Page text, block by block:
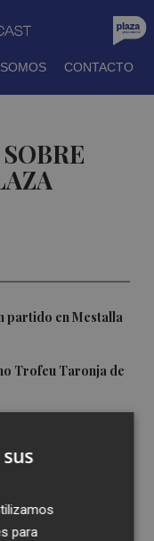
CONTACTO
partido en Mestalla
Trofeu Taronja de
para